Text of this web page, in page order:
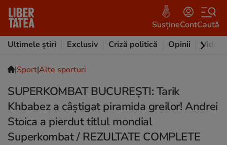
SusțineContCaută
Ultimele știri
Exclusiv Criză politică Opinii Video
|Sport|Alte sporturi
SUPERKOMBAT BUCUREȘTI: Tarik
Khbabez a câștigat piramida greilor! Andrei
Stoica a pierdut titlul mondial
Superkombat / REZULTATE COMPLETE